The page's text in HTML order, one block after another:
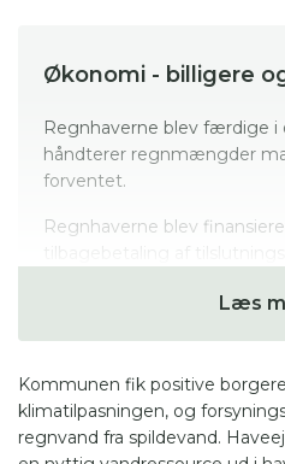
Økonomi - billigere
Regnhaverne blev færdige i
håndterer regnmængder
forventet.
Regnhaverne blev
mellem 5.000-15.000 kr.
de 40-50.000 kr., som
regnvandet
løsningerne kan vel at
skille det rene regnvand fra
Læs
Kommunen fik positive
klimatilpasningen, og
regnvand fra spildevand.